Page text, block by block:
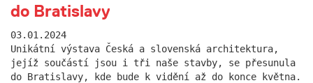
do Bratislavy
03.01.2024
Unikátní výstava Česká a slovenská architektura,
jejíž součástí jsou i tři naše stavby, se přesunula
do Bratislavy, kde bude k vidění až do konce května.